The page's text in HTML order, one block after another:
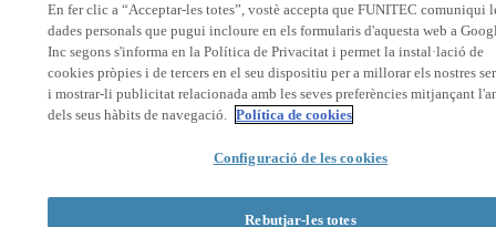
En fer clic a “Acceptar-les totes”, vostè accepta que FUNITEC comuniqui
dades personals que pugui incloure en els formularis d'aquesta web a
Inc segons s'informa en la Política de Privacitat i permet la instal·lació de
cookies pròpies i de tercers en el seu dispositiu per a millorar els nostres
i mostrar-li publicitat relacionada amb les seves preferències mitjançant
dels seus hàbits de navegació. Política de cookies
Configuració de les cookies
Rebutjar-les totes